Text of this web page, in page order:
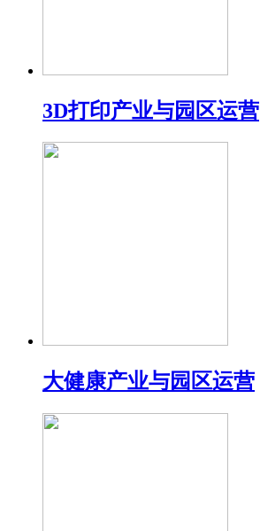
3D打印产业与园区运营
大健康产业与园区运营